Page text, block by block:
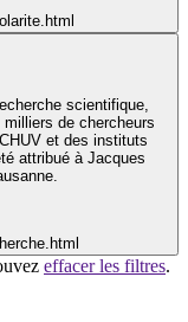
scientifique,
de chercheurs
et des instituts
attribué à Jacques
effacer les filtres.